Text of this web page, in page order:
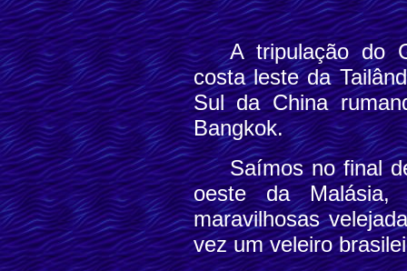
A tripulação do
costa leste da
Sul da China
Bangkok.
Saímos no final
oeste da Malásia,
maravilhosas
vez um veleiro